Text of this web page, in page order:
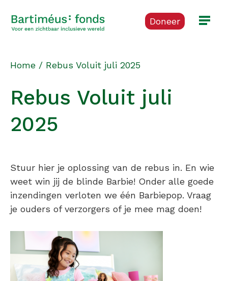
Doneer
Home / Rebus Voluit juli 2025
Rebus Voluit juli
2025
Stuur hier je oplossing van de rebus in. En wie
weet win jij de blinde Barbie! Onder alle goede
inzendingen verloten we één Barbiepop. Vraag
je ouders of verzorgers of je mee mag doen!